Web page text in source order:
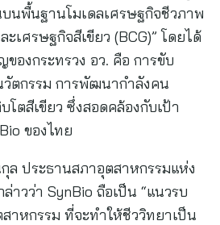
นพื้นฐานโมเดลเศรษฐกิจชีวภาพ
เศรษฐกิจสีเขียว (BCG)” โดยได้
องกระทรวง อว. คือ การขับ
ตกรรม การพัฒนากำลังคน
ตสีเขียว ซึ่งสอดคล้องกับเป้า
ของไทย
ล ประธานสภาอุตสาหกรรมแห่ง
าวว่า SynBio ถือเป็น “แนวรบ
าหกรรม ที่จะทำให้ชีววิทยาเป็น